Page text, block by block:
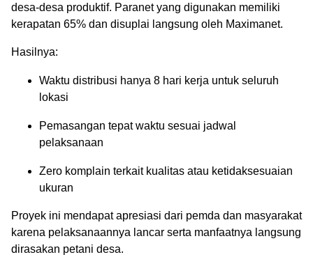
desa-desa produktif. Paranet yang digunakan memiliki
kerapatan 65% dan disuplai langsung oleh Maximanet.
Hasilnya:
Waktu distribusi hanya 8 hari kerja untuk seluruh
lokasi
Pemasangan tepat waktu sesuai jadwal
pelaksanaan
Zero komplain terkait kualitas atau ketidaksesuaian
ukuran
Proyek ini mendapat apresiasi dari pemda dan masyarakat
karena pelaksanaannya lancar serta manfaatnya langsung
dirasakan petani desa.